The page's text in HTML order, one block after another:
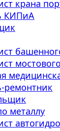
крана
КИПиА
ремонтник
металлу